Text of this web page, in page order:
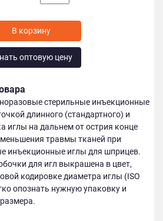
В корзину
оптовую цену
стерильные инъекционные
длинного (стандартного) и
иглы на дальнем от острия конце
травмы тканей при
инъекционные иглы для шприцев.
для игл выкрашена в цвет,
кодировке диаметра иглы (ISO
опознать нужную упаковку и